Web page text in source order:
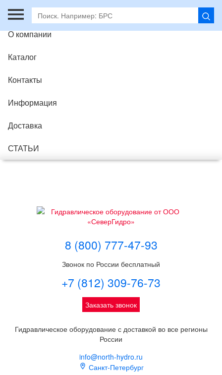
Главная
О компании
Каталог
Контакты
Информация
Доставка
СТАТЬИ
8 (800) 777-47-93
Звонок по России бесплатный
+7 (812) 309-76-73
Заказать звонок
Гидравлическое оборудование с доставкой во все регионы
России
info@north-hydro.ru
Санкт-Петербург